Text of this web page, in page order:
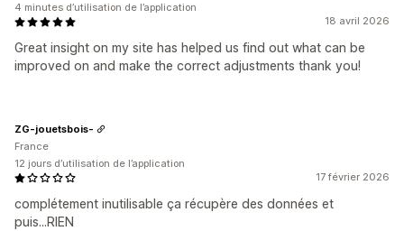
18 avril 2026
Great insight on my site has helped us find out what can be
improved on and make the correct adjustments thank you!
4 minutes d’utilisation de l’application
17 février 2026
complétement inutilisable ça récupère des données et
puis...RIEN
ZG-jouetsbois-
France
12 jours d’utilisation de l’application